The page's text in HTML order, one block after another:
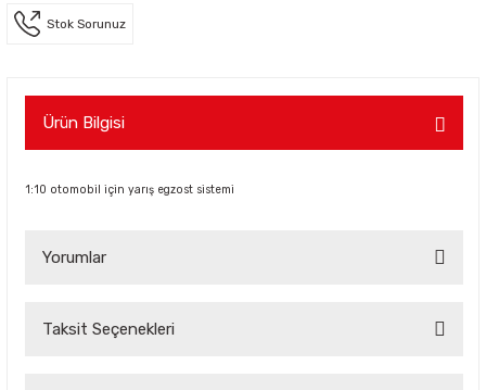
Stok Sorunuz
Ürün Bilgisi
1:10 otomobil için yarış egzost sistemi
Yorumlar
Taksit Seçenekleri